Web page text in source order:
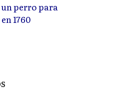
perro para
1760